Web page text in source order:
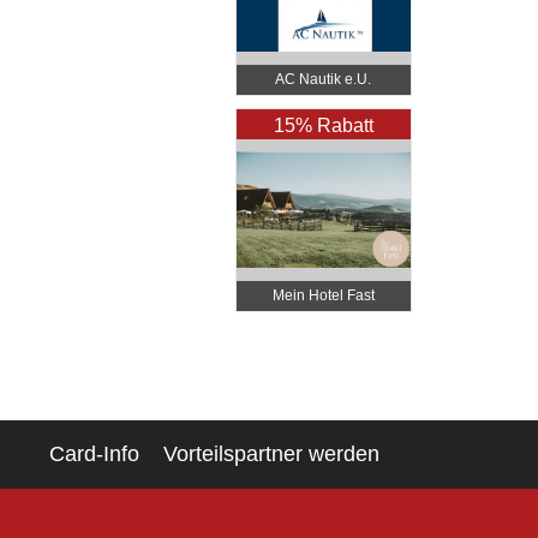
AC Nautik e.U.
15% Rabatt
Mein Hotel Fast
Card-Info Vorteilspartner werden